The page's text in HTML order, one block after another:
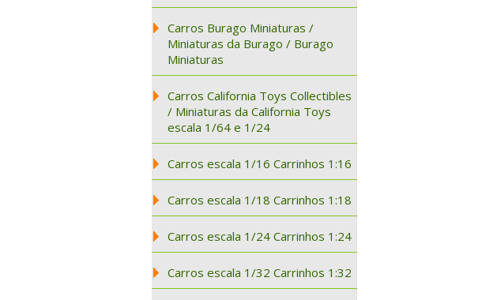
Carros Burago Miniaturas /
Miniaturas da Burago / Burago
Miniaturas
Carros California Toys Collectibles
/ Miniaturas da California Toys
escala 1/64 e 1/24
Carros escala 1/16 Carrinhos 1:16
Carros escala 1/18 Carrinhos 1:18
Carros escala 1/24 Carrinhos 1:24
Carros escala 1/32 Carrinhos 1:32